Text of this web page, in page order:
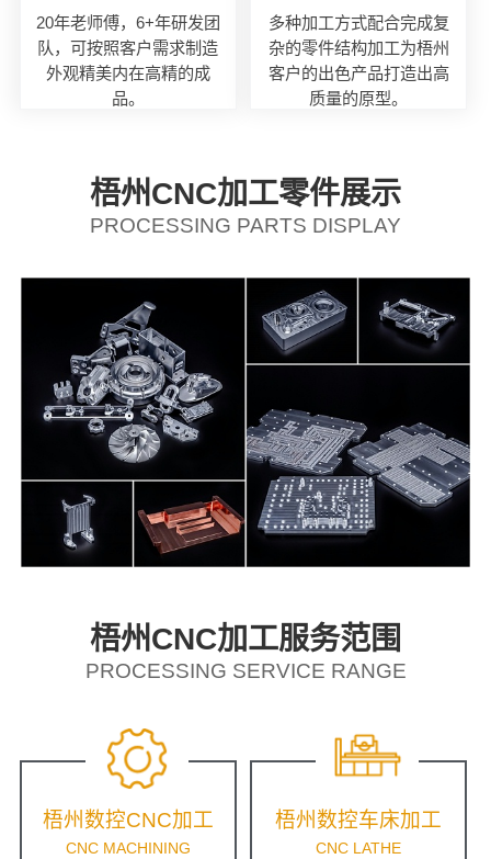
20年老师傅，6+年研发团
队，可按照客户需求制造
外观精美内在高精的成
品。
多种加工方式配合完成复
杂的零件结构加工为梧州
客户的出色产品打造出高
质量的原型。
梧州CNC加工零件展示
PROCESSING PARTS DISPLAY
梧州CNC加工服务范围
PROCESSING SERVICE RANGE
梧州数控CNC加工
CNC MACHINING
梧州数控车床加工
CNC LATHE